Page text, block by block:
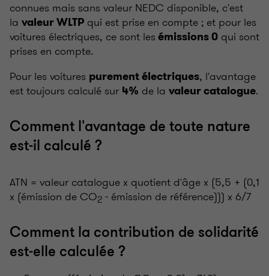
connues mais sans valeur NEDC disponible, c'est
la valeur WLTP qui est prise en compte ; et pour les
voitures électriques, ce sont les émissions 0 qui sont
prises en compte.
Pour les voitures purement électriques, l'avantage
est toujours calculé sur 4% de la valeur catalogue.
Comment l'avantage de toute nature
est-il calculé ?
ATN = valeur catalogue x quotient d'âge x (5,5 + (0,1
x (émission de CO2 - émission de référence))) x 6/7
Comment la contribution de solidarité
est-elle calculée ?